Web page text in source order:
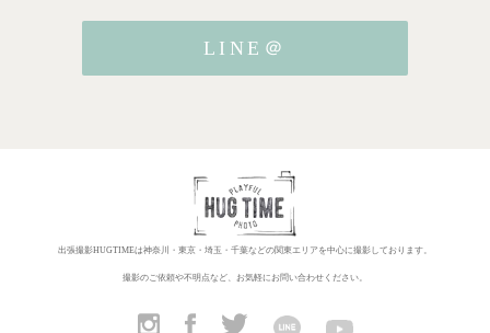
LINE＠
出張撮影HUGTIMEは神奈川・東京・埼玉・千葉などの関東エリアを中心に撮影しております。
撮影のご依頼や不明点など、お気軽にお問い合わせください。